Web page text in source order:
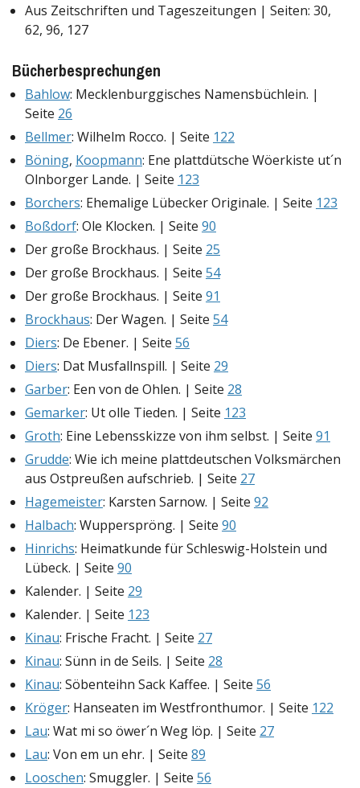
Aus Zeitschriften und Tageszeitungen | Seiten: 30,
62, 96, 127
Bücherbesprechungen
Bahlow: Mecklenburggisches Namensbüchlein. |
Seite 26
Bellmer: Wilhelm Rocco. | Seite 122
Böning, Koopmann: Ene plattdütsche Wöerkiste ut´n
Olnborger Lande. | Seite 123
Borchers: Ehemalige Lübecker Originale. | Seite 123
Boßdorf: Ole Klocken. | Seite 90
Der große Brockhaus. | Seite 25
Der große Brockhaus. | Seite 54
Der große Brockhaus. | Seite 91
Brockhaus: Der Wagen. | Seite 54
Diers: De Ebener. | Seite 56
Diers: Dat Musfallnspill. | Seite 29
Garber: Een von de Ohlen. | Seite 28
Gemarker: Ut olle Tieden. | Seite 123
Groth: Eine Lebensskizze von ihm selbst. | Seite 91
Grudde: Wie ich meine plattdeutschen Volksmärchen
aus Ostpreußen aufschrieb. | Seite 27
Hagemeister: Karsten Sarnow. | Seite 92
Halbach: Wupperspröng. | Seite 90
Hinrichs: Heimatkunde für Schleswig-Holstein und
Lübeck. | Seite 90
Kalender. | Seite 29
Kalender. | Seite 123
Kinau: Frische Fracht. | Seite 27
Kinau: Sünn in de Seils. | Seite 28
Kinau: Söbenteihn Sack Kaffee. | Seite 56
Kröger: Hanseaten im Westfronthumor. | Seite 122
Lau: Wat mi so öwer´n Weg löp. | Seite 27
Lau: Von em un ehr. | Seite 89
Looschen: Smuggler. | Seite 56